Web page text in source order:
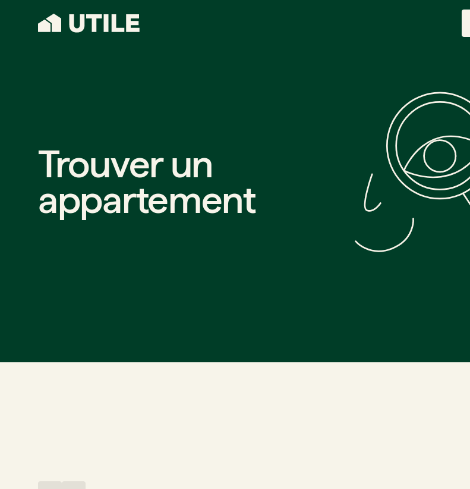
Trouver un
appartement